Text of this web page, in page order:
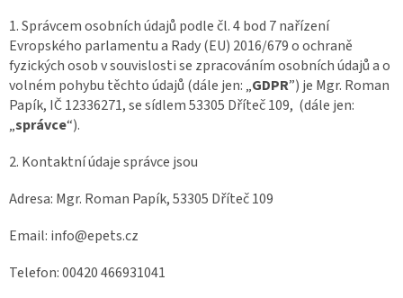
1. Správcem osobních údajů podle čl. 4 bod 7 nařízení
Evropského parlamentu a Rady (EU) 2016/679 o ochraně
fyzických osob v souvislosti se zpracováním osobních údajů a o
volném pohybu těchto údajů (dále jen: „GDPR”) je Mgr. Roman
Papík, IČ 12336271, se sídlem 53305 Dříteč 109, (dále jen:
„správce“).
2. Kontaktní údaje správce jsou
Adresa: Mgr. Roman Papík, 53305 Dříteč 109
Email: info@epets.cz
Telefon: 00420 466931041